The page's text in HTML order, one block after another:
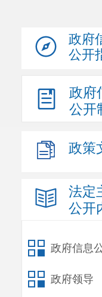
政府
公开
政府
公开
政策
法定
公开
政府信息
政府领导